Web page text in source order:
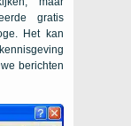
gratis
Het kan
berichten